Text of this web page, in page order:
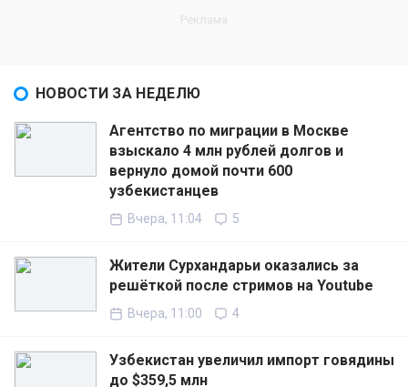
НОВОСТИ ЗА НЕДЕЛЮ
Агентство по миграции в Москве
взыскало 4 млн рублей долгов и
вернуло домой почти 600
узбекистанцев
Вчера, 11:04 5
Жители Сурхандарьи оказались за
решёткой после стримов на Youtube
Вчера, 11:00 4
Узбекистан увеличил импорт говядины
до $359,5 млн